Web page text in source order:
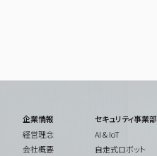
企業情報
経営理念
会社概要
セキュリティ事業部
AI & IoT
自走式ロボット